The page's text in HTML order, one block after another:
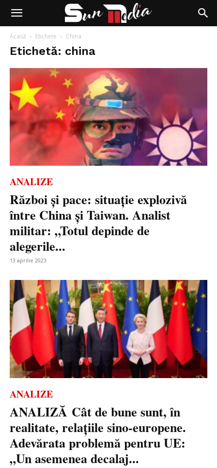
Acasă Etichete China
Etichetă: china
ANALIZE
Război și pace: situație explozivă
între China și Taiwan. Analist
militar: „Totul depinde de
alegerile...
13 aprilie 2023
ANALIZE
ANALIZĂ Cât de bune sunt, în
realitate, relațiile sino-europene.
Adevărata problemă pentru UE:
„Un asemenea decalaj...